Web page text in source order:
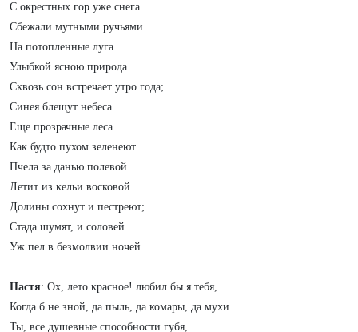
С окрестных гор уже снега
Сбежали мутными ручьями
На потопленные луга.
Улыбкой ясною природа
Сквозь сон встречает утро года;
Синея блещут небеса.
Еще прозрачные леса
Как будто пухом зеленеют.
Пчела за данью полевой
Летит из кельи восковой.
Долины сохнут и пестреют;
Стада шумят, и соловей
Уж пел в безмолвии ночей.
Настя: Ох, лето красное! любил бы я тебя,
Когда б не зной, да пыль, да комары, да мухи.
Ты, все душевные способности губя,